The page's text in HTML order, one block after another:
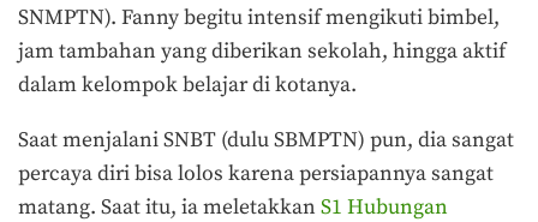
SNMPTN). Fanny begitu intensif mengikuti bimbel,
jam tambahan yang diberikan sekolah, hingga aktif
dalam kelompok belajar di kotanya.
Saat menjalani SNBT (dulu SBMPTN) pun, dia sangat
percaya diri bisa lolos karena persiapannya sangat
matang. Saat itu, ia meletakkan S1 Hubungan